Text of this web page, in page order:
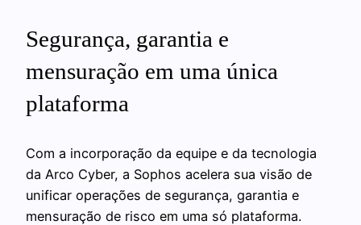
Segurança, garantia e
mensuração em uma única
plataforma
Com a incorporação da equipe e da tecnologia
da Arco Cyber, a Sophos acelera sua visão de
unificar operações de segurança, garantia e
mensuração de risco em uma só plataforma.